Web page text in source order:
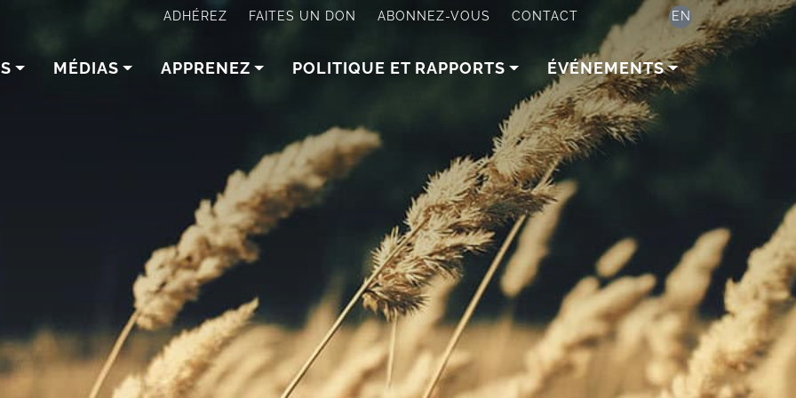
ADHÉREZ FAITES UN DON ABONNEZ-VOUS CONTACT EN
MÉDIAS APPRENEZ POLITIQUE ET RAPPORTS ÉVÉNEMENTS